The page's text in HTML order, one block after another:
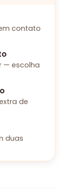
contato
— escolha
de
duas